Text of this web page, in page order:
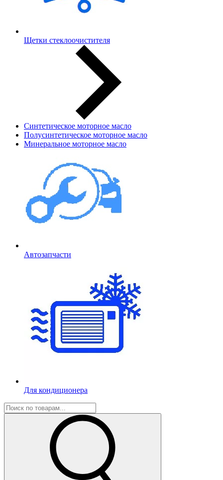
Щетки стеклоочистителя
Синтетическое моторное масло
Полусинтетическое моторное масло
Минеральное моторное масло
Автозапчасти
Для кондиционера